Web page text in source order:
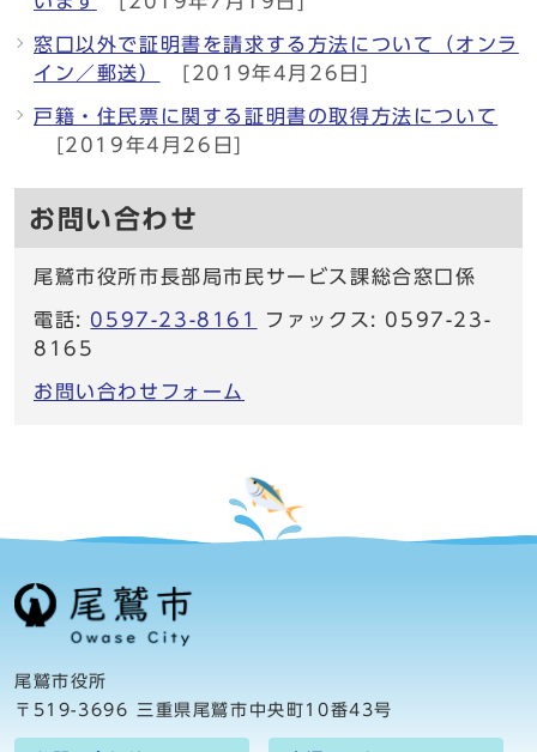
窓口以外で証明書を請求する方法について（オンラ
イン／郵送）
[2019年4月26日]
戸籍・住民票に関する証明書の取得方法について
[2019年4月26日]
お問い合わせ
尾鷲市役所市長部局市民サービス課総合窓口係
電話: 0597-23-8161
ファックス: 0597-23-
8165
お問い合わせフォーム
尾鷲市役所
〒519-3696 三重県尾鷲市中央町10番43号